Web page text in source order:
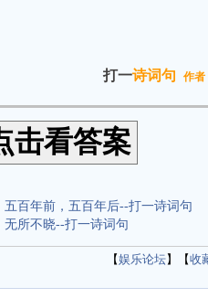
打一诗词句 作者
五百年前，五百年后--打一诗词句
无所不晓--打一诗词句
【娱乐论坛】【收